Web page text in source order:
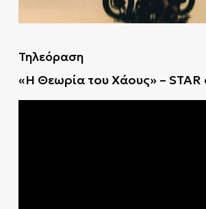
Τηλεόραση
«H Θεωρία του Χάους» – STAR